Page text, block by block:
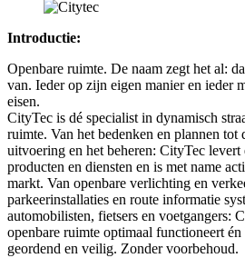
Introductie:
Openbare ruimte. De naam zegt het al:
van. Ieder op zijn eigen manier en ieder
eisen.
CityTec is dé specialist in dynamisch
ruimte. Van het bedenken en plannen tot
uitvoering en het beheren: CityTec levert
producten en diensten en is met name
markt. Van openbare verlichting en
parkeerinstallaties en route informatie
automobilisten, fietsers en voetgangers:
openbare ruimte optimaal functioneert
geordend en veilig. Zonder voorbehoud.